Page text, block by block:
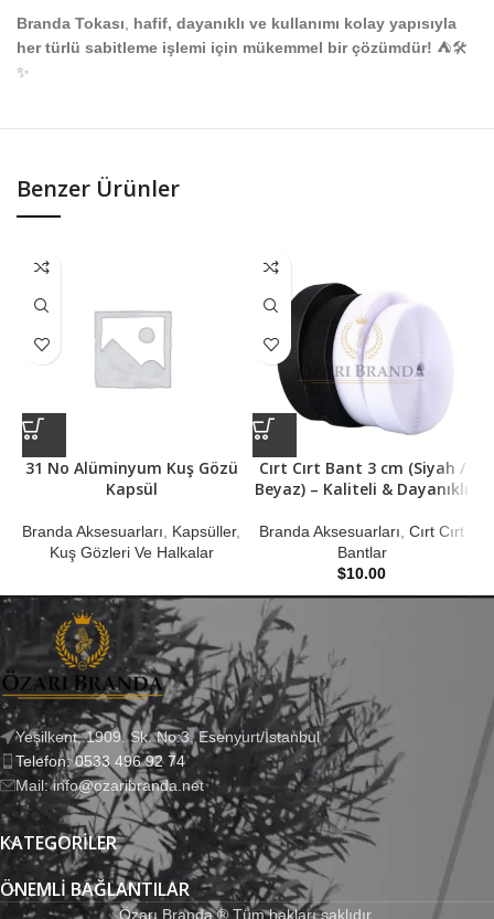
Branda Tokası
hafif, dayanıklı ve kullanımı kolay yapısıyla
her türlü sabitleme işlemi için mükemmel bir çözümdür! ⛺🛠️
✨
Benzer Ürünler
31 No Alüminyum Kuş Gözü
Kapsül
Branda Aksesuarları Kapsüller,
Kuş Gözleri Ve Halkalar
Cırt Cırt Bant 3 cm (Siyah /
Beyaz) – Kaliteli & Dayanıklı
Branda Aksesuarları ,Cırt Cırt
Bantlar
$10.00
Yeşilkent, 1909. Sk. No:3, Esenyurt/İstanbul
Telefon: 0533 496 92 74
Mail: info@ozaribranda.net
KATEGORILER
ÖNEMLI BAĞLANTILAR
Özarı Branda ® Tüm hakları saklıdır.